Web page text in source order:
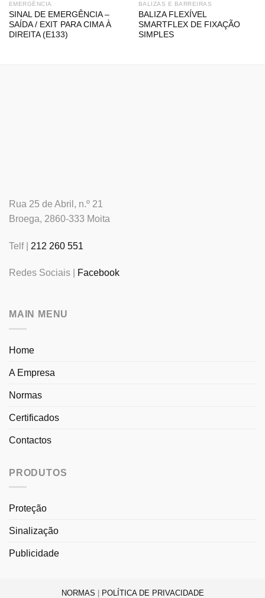
EMERGÊNCIA
SINAL DE EMERGÊNCIA –
SAÍDA / EXIT PARA CIMA À
DIREITA (E133)
BALIZAS E BARREIRAS
BALIZA FLEXÍVEL
SMARTFLEX DE FIXAÇÃO
SIMPLES
Rua 25 de Abril, n.º 21
Broega, 2860-333 Moita
Telf | 212 260 551
Redes Sociais | Facebook
MAIN MENU
Home
A Empresa
Normas
Certificados
Contactos
PRODUTOS
Proteção
Sinalização
Publicidade
NORMAS POLÍTICA DE PRIVACIDADE